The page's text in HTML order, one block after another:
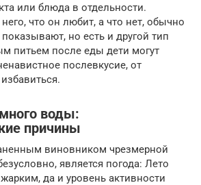
или блюда в отдельности.
него, что он любит, а что нет, обычно
но есть и другой тип
питьем после еды дети могут
послевкусие, от
воды:
причины
виновником чрезмерной
является погода: Лето
да и уровень активности